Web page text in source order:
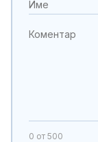
0 от 500